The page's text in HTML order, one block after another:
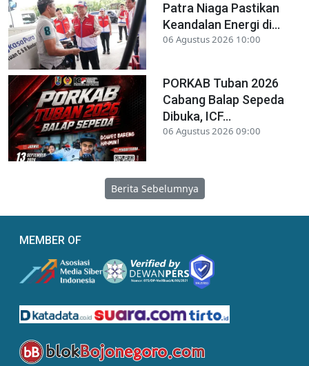
Patra Niaga Pastikan
Keandalan Energi di...
06 Agustus 2026 10:00
PORKAB Tuban 2026
Cabang Balap Sepeda
Dibuka, ICF...
06 Agustus 2026 09:00
Berita Sebelumnya
MEMBER OF